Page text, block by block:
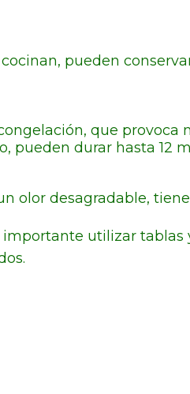
pueden
que provoca
pueden durar hasta 12
olor desagradable,
importante utilizar tablas